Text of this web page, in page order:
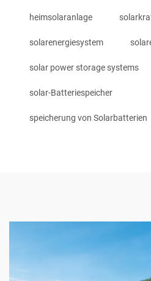
heimsolaranlage
solarenergiesystem
solar power storage systems
solar-Batteriespeicher
speicherung von Solarbatterien